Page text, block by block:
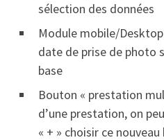
sélection des données
Module mobile/
date de prise de photo
base
Bouton « prestation
d’une prestation, on
« + » choisir ce